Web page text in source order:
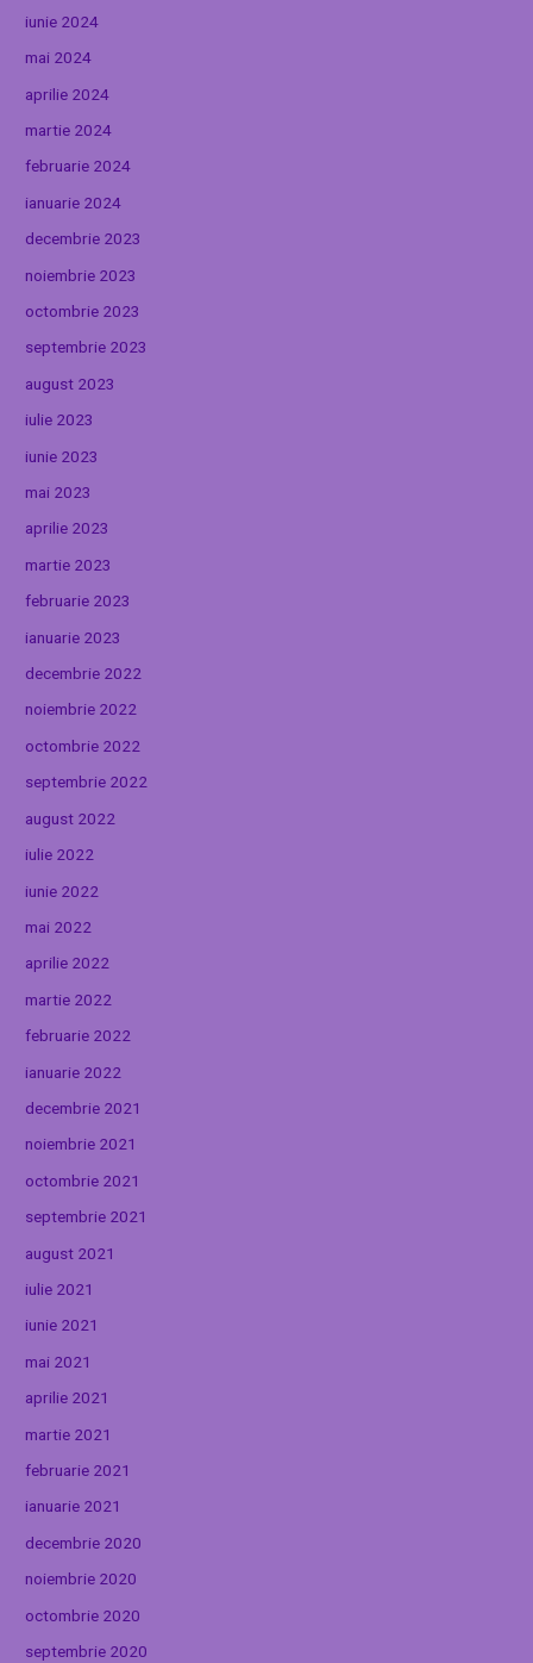
iunie 2024
mai 2024
aprilie 2024
martie 2024
februarie 2024
ianuarie 2024
decembrie 2023
noiembrie 2023
octombrie 2023
septembrie 2023
august 2023
iulie 2023
iunie 2023
mai 2023
aprilie 2023
martie 2023
februarie 2023
ianuarie 2023
decembrie 2022
noiembrie 2022
octombrie 2022
septembrie 2022
august 2022
iulie 2022
iunie 2022
mai 2022
aprilie 2022
martie 2022
februarie 2022
ianuarie 2022
decembrie 2021
noiembrie 2021
octombrie 2021
septembrie 2021
august 2021
iulie 2021
iunie 2021
mai 2021
aprilie 2021
martie 2021
februarie 2021
ianuarie 2021
decembrie 2020
noiembrie 2020
octombrie 2020
septembrie 2020